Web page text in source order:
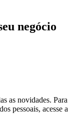
negócio
as novidades. Para
pessoais, acesse a